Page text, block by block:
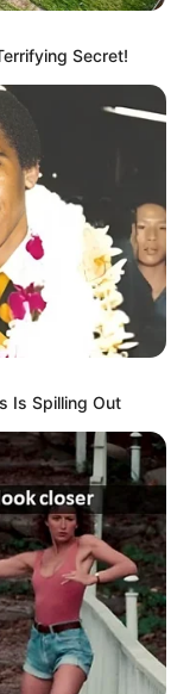
por falsificar
anuênios, triênios,
e licenças-prêmio
e ACE: veja o
o benefício.
pode
de
abre processo
Saúde e de
quinquênio,
Secret!
Is Spilling Out